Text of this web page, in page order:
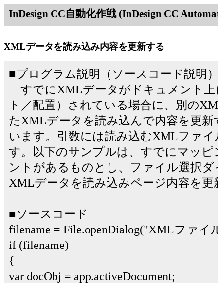
InDesign CC自動化作戦 (InDesign CC
XMLデータを読み込み内容を更新する
■プログラム説明（ソースコード説明
すでにXMLデータがドキュメント
ト／配置）されている場合に、別の
たXMLデータを読み込んで内容を更
います。引数には読み込むXMLファ
す。以下のサンプルは、すでにマッ
ントがあるものとし、ファイル選択
XMLデータを読み込みページ内容を更
■ソースコード
filename = File.openDialog("XMLファ
if (filename)
{
var docObj = app.activeDocument;